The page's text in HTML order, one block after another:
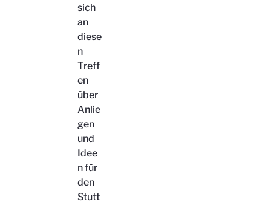
sich
an
diese
n
Treff
en
über
Anlie
gen
und
Idee
n für
den
Stutt